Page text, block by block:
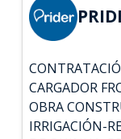
CARGADOR
OBRA
IRRIGACIÓN-